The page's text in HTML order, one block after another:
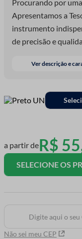
Procurando por
Apresentamos a
instrumento
de precisão e
de artesanato e
Ver descrição e
a partir deR$ 55
SELECIONE OS
Não sei meu CEP